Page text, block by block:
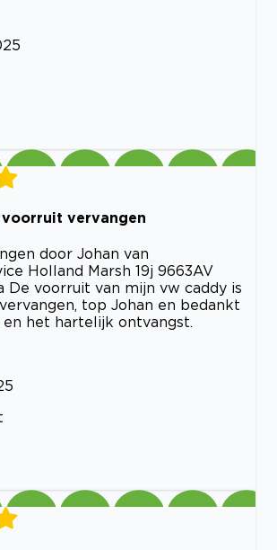
vervangen
door Johan van
Holland Marsh 19j 9663AV
De voorruit van mijn vw caddy is
top Johan en bedankt
het hartelijk ontvangst.